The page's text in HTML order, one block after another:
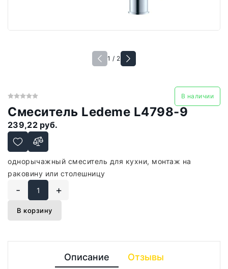
1 / 2
В наличии
Смеситель Ledeme L4798-9
239,22 руб.
однорычажный смеситель для кухни, монтаж на
раковину или столешницу
- +
В корзину
Описание Отзывы